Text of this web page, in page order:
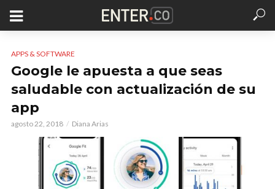
APPS & SOFTWARE
Google le apuesta a que seas
saludable con actualización de su
app
agosto 22, 2018 Diana Arias